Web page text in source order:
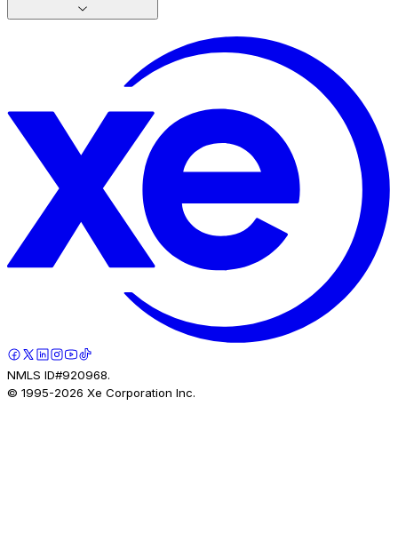
NMLS ID#920968.
© 1995-2026 Xe Corporation Inc.